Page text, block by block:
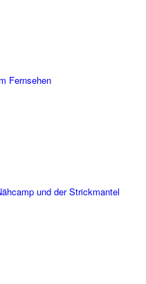
Fernsehen
und der Strickmantel